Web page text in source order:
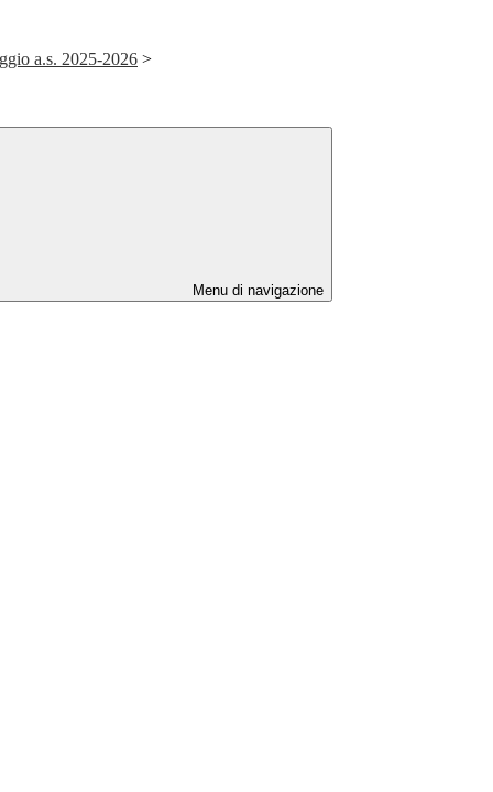
a.s. 2025-2026 >
Menu di navigazione